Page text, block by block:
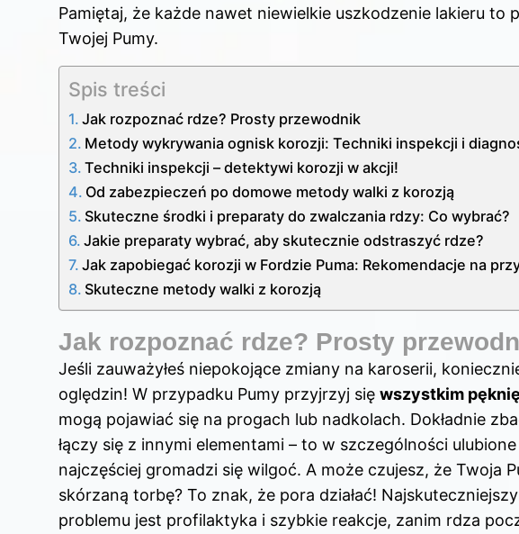
Pamiętaj, że każde nawet niewielkie uszkodzenie lakieru to
Twojej Pumy.
Spis treści
Jak rozpoznać rdze? Prosty przewodnik
Metody wykrywania ognisk korozji: Techniki inspekcji i
Techniki inspekcji – detektywi korozji w akcji!
Od zabezpieczeń po domowe metody walki z korozją
Skuteczne środki i preparaty do zwalczania rdzy: Co wybrać?
Jakie preparaty wybrać, aby skutecznie odstraszyć rdze?
Jak zapobiegać korozji w Fordzie Puma: Rekomendacje na
Skuteczne metody walki z korozją
Jak rozpoznać rdze? Prosty
Jeśli zauważyłeś niepokojące zmiany na karoserii,
oględzin! W przypadku Pumy przyjrzyj się wszystkim
mogą pojawiać się na progach lub nadkolach. Dokładnie
łączy się z innymi elementami – to w szczególności
najczęściej gromadzi się wilgoć. A może czujesz, że Twoja
skórzaną torbę? To znak, że pora działać!
problemu jest profilaktyka i szybkie reakcje, zanim rdza